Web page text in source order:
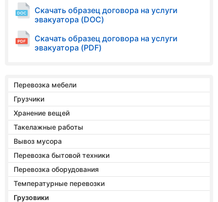
Скачать образец договора на услуги
эвакуатора (DOC)
Скачать образец договора на услуги
эвакуатора (PDF)
Перевозка мебели
Грузчики
Хранение вещей
Такелажные работы
Вывоз мусора
Перевозка бытовой техники
Перевозка оборудования
Температурные перевозки
Грузовики